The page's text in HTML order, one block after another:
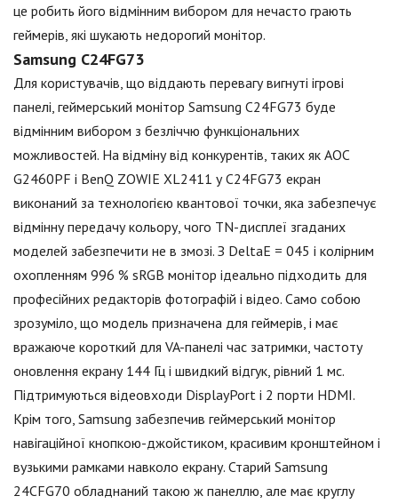
це робить його відмінним вибором для нечасто грають
геймерів, які шукають недорогий монітор.
Samsung C24FG73
Для користувачів, що віддають перевагу вигнуті ігрові
панелі, геймерський монітор Samsung C24FG73 буде
відмінним вибором з безліччю функціональних
можливостей. На відміну від конкурентів, таких як AOC
G2460PF і BenQ ZOWIE XL2411 у C24FG73 екран
виконаний за технологією квантової точки, яка забезпечує
відмінну передачу кольору, чого TN-дисплеї згаданих
моделей забезпечити не в змозі. З DeltaE = 045 і колірним
охопленням 996 % sRGB монітор ідеально підходить для
професійних редакторів фотографій і відео. Само собою
зрозуміло, що модель призначена для геймерів, і має
вражаюче короткий для VA-панелі час затримки, частоту
оновлення екрану 144 Гц і швидкий відгук, рівний 1 мс.
Підтримуються відеовходи DisplayPort і 2 порти HDMI.
Крім того, Samsung забезпечив геймерський монітор
навігаційної кнопкою-джойстиком, красивим кронштейном і
вузькими рамками навколо екрану. Старий Samsung
24CFG70 обладнаний такою ж панеллю, але має круглу